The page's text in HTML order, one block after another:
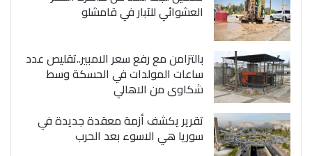
العشوائي للآبار في قامشلو
بالتزامن مع رفع سعر الامبير..تقليص عدد
ساعات المولدات في الحسكة وسط
شكاوى من الاهالي
تقرير يكشف أزمة معقدة جديدة في
سوريا هي الاسوء بعد الحرب